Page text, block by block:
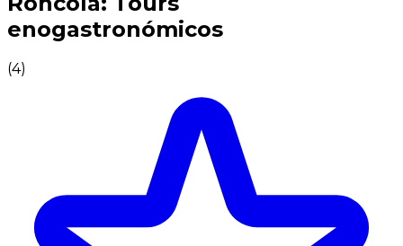
enogastronómicos
(4)